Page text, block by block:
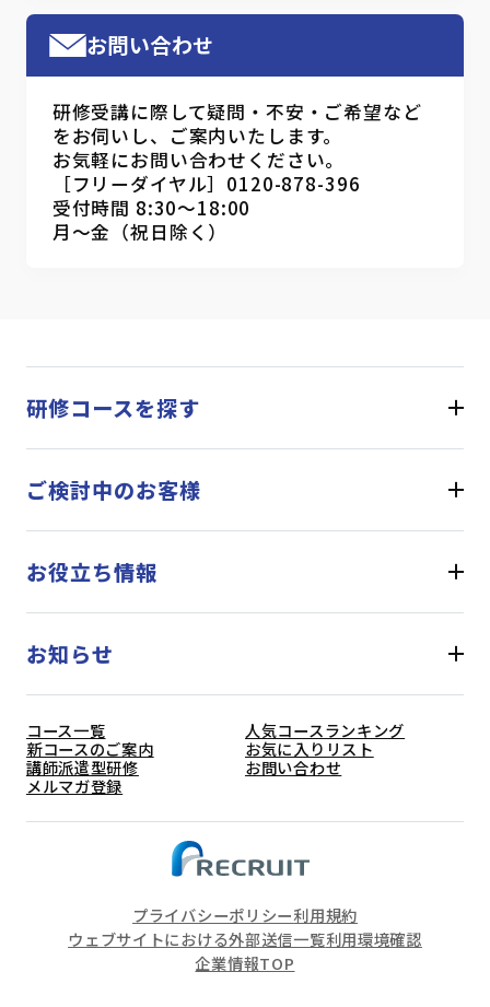
お問い合わせ
研修受講に際して疑問・不安・ご希望など
をお伺いし、ご案内いたします。
お気軽にお問い合わせください。
［フリーダイヤル］0120-878-396
受付時間 8:30～18:00
月～金（祝日除く）
研修コースを探す
ご検討中のお客様
お役立ち情報
お知らせ
コース一覧
人気コースランキング
新コースのご案内
お気に入りリスト
講師派遣型研修
お問い合わせ
メルマガ登録
プライバシーポリシー利用規約
ウェブサイトにおける外部送信一覧利用環境確認
企業情報TOP